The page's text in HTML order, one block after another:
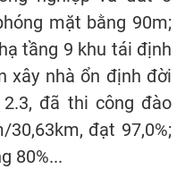
mặt bằng 90m;
tầng 9 khu tái định
xây nhà ổn định đời
đã thi công đào
đạt 97,0%;
80%...